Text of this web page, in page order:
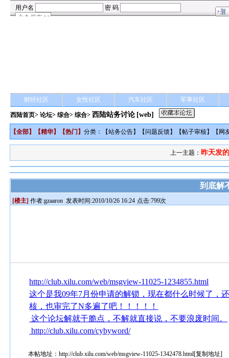
财经社区 女性社区 汽车社区 军事社区
西陆首页>论坛>综合> 综合> 西陆站务讨论 [web]
【全部】【精华】【热门 】分类：【站务公告】【问题反馈】【帖子审核】【 网
上一主题： 昨天发
到底解
[楼主] 作者:gzaaron 发表时间:2010/10/26 16:24 点击:799次
http://club.xilu.com/web/msgview-11025-1234855.html
这个是我09年7月份申请的解锁，现在都什么时候了，
核，也审完了N多遍了吧！！！！！
这个论坛解就干脆点，不解就直接说，不要浪废时间。
http://club.xilu.com/cybyword/
本帖地址：http://club.xilu.com/web/msgview-11025-1342478.html[复制地址]